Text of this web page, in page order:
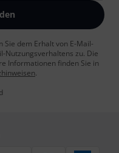
Sie dem Erhalt von E-Mail-
Nutzungsverhaltens zu. Die
Informationen finden Sie in
.